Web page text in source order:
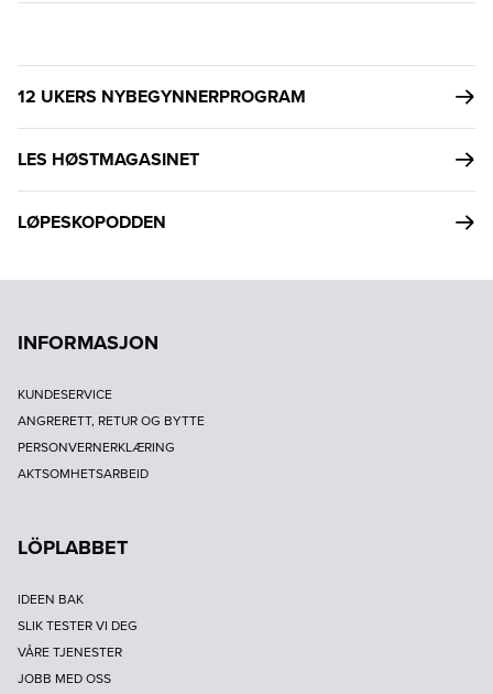
12 UKERS NYBEGYNNERPROGRAM
LES HØSTMAGASINET
LØPESKOPODDEN
INFORMASJON
KUNDESERVICE
ANGRERETT, RETUR OG BYTTE
PERSONVERNERKLÆRING
AKTSOMHETSARBEID
LÖPLABBET
IDEEN BAK
SLIK TESTER VI DEG
VÅRE TJENESTER
JOBB MED OSS